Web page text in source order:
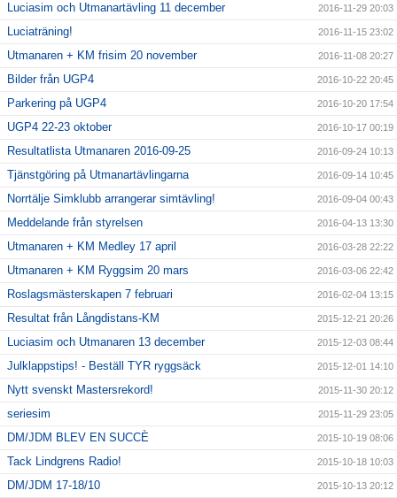
Luciasim och Utmanartävling 11 december 2016-11-29 20:03
Luciaträning! 2016-11-15 23:02
Utmanaren + KM frisim 20 november 2016-11-08 20:27
Bilder från UGP4 2016-10-22 20:45
Parkering på UGP4 2016-10-20 17:54
UGP4 22-23 oktober 2016-10-17 00:19
Resultatlista Utmanaren 2016-09-25 2016-09-24 10:13
Tjänstgöring på Utmanartävlingarna 2016-09-14 10:45
Norrtälje Simklubb arrangerar simtävling! 2016-09-04 00:43
Meddelande från styrelsen 2016-04-13 13:30
Utmanaren + KM Medley 17 april 2016-03-28 22:22
Utmanaren + KM Ryggsim 20 mars 2016-03-06 22:42
Roslagsmästerskapen 7 februari 2016-02-04 13:15
Resultat från Långdistans-KM 2015-12-21 20:26
Luciasim och Utmanaren 13 december 2015-12-03 08:44
Julklappstips! - Beställ TYR ryggsäck 2015-12-01 14:10
Nytt svenskt Mastersrekord! 2015-11-30 20:12
seriesim 2015-11-29 23:05
DM/JDM BLEV EN SUCCÈ 2015-10-19 08:06
Tack Lindgrens Radio! 2015-10-18 10:03
DM/JDM 17-18/10 2015-10-13 20:12